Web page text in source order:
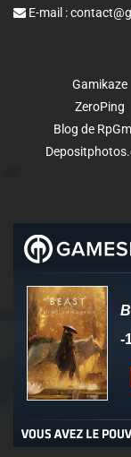
E-mail :
Gamikaze
ZeroPing
Blog de